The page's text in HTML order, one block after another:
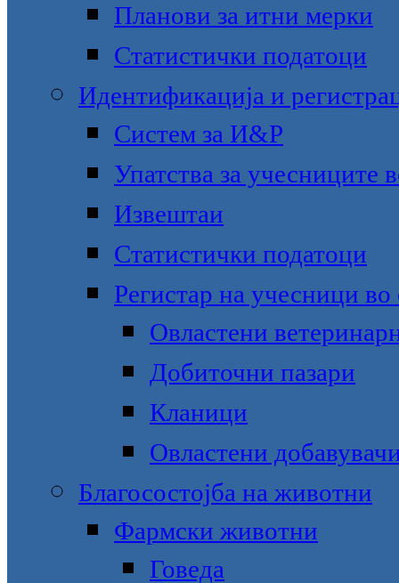
Планови за итни мерки
Статистички податоци
Идентификација и
Систем за И&Р
Упатства за учесниците
Извештаи
Статистички податоци
Регистар на учесници во
Овластени
Добиточни пазари
Кланици
Овластени
Благосостојба на животни
Фармски животни
Говеда